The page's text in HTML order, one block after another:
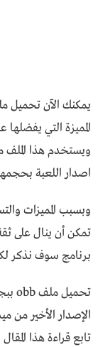
المميزة التي
ويستخدم هذا
اصدار اللعبة
تمكن أن ينال على
برنامج سوف نذكر
الإصدار الأخير من
تابع قراءة هذا